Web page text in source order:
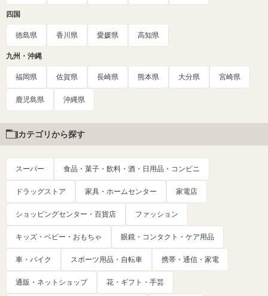
四国
徳島県 香川県 愛媛県 高知県
九州・沖縄
福岡県 佐賀県 長崎県 熊本県 大分県 宮崎県
鹿児島県 沖縄県
カテゴリから探す
スーパー 食品・菓子・飲料・酒・日用品・コンビニ
ドラッグストア 家具・ホームセンター 家電店
ショッピングセンター・百貨店 ファッション
キッズ・ベビー・おもちゃ 眼鏡・コンタクト・ケア用品
車・バイク スポーツ用品・自転車 携帯・通信・家電
通販・ネットショップ 花・ギフト・手芸